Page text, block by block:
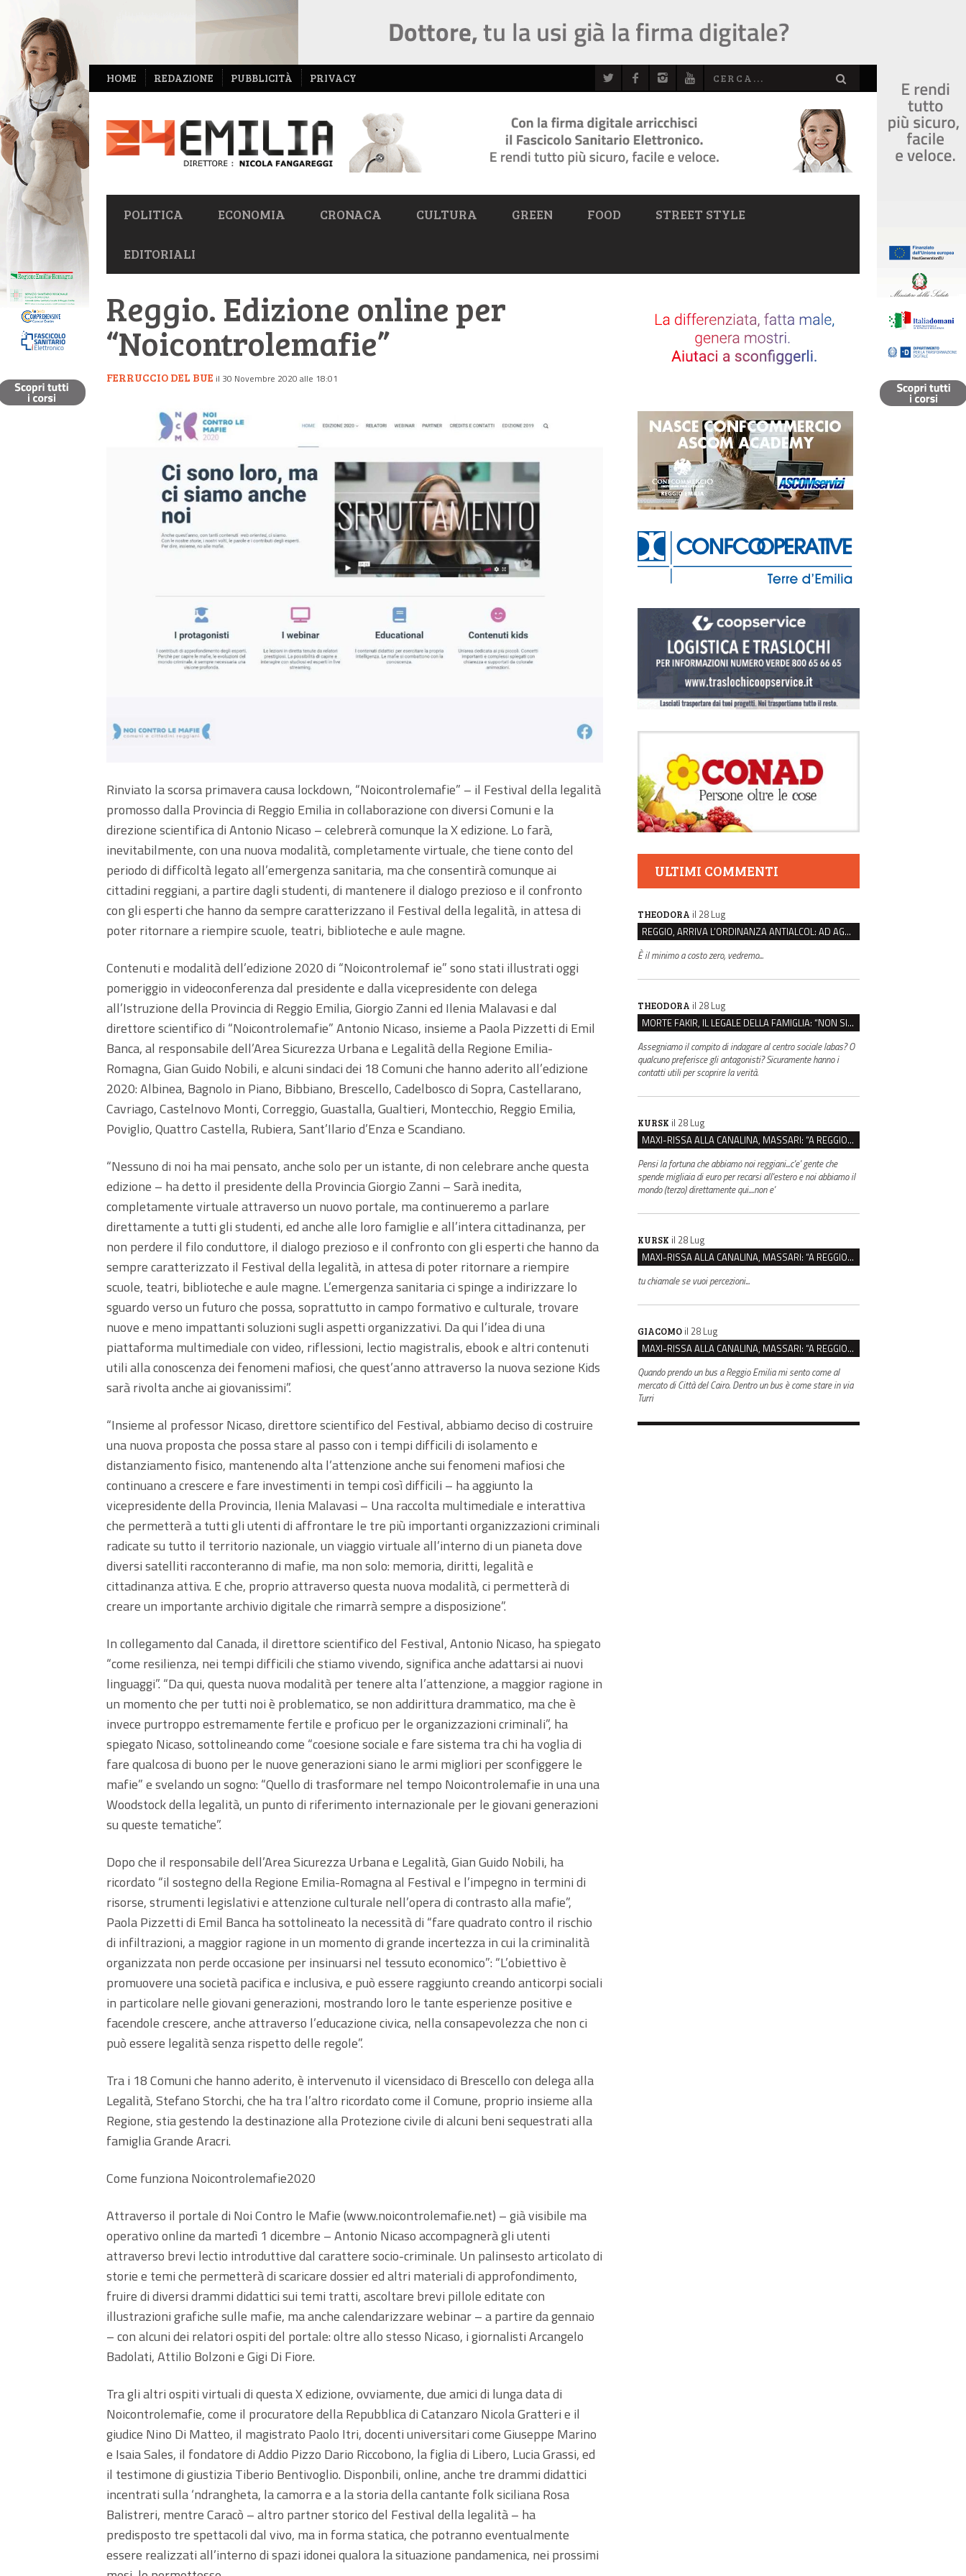
NAVIGAZIONE
SECONDARIA
HOME REDAZIONE PUBBLICITÀ PRIVACY
NAVIGAZIONE
PRIMARIA
POLITICA ECONOMIA CRONACA CULTURA GREEN FOOD STREET STYLE
EDITORIALI
Reggio. Edizione online per
“Noicontrolemafie”
FERRUCCIO DEL BUE il 30 Novembre 2020 alle 18:01
Rinviato la scorsa primavera causa lockdown, “Noicontrolemafie” – il Festival della legalità
promosso dalla Provincia di Reggio Emilia in collaborazione con diversi Comuni e la
direzione scientifica di Antonio Nicaso – celebrerà comunque la X edizione. Lo farà,
inevitabilmente, con una nuova modalità, completamente virtuale, che tiene conto del
periodo di difficoltà legato all’emergenza sanitaria, ma che consentirà comunque ai
cittadini reggiani, a partire dagli studenti, di mantenere il dialogo prezioso e il confronto
con gli esperti che hanno da sempre caratterizzano il Festival della legalità, in attesa di
poter ritornare a riempire scuole, teatri, biblioteche e aule magne.
Contenuti e modalità dell’edizione 2020 di “Noicontrolemaf ie” sono stati illustrati oggi
pomeriggio in videoconferenza dal presidente e dalla vicepresidente con delega
all’Istruzione della Provincia di Reggio Emilia, Giorgio Zanni ed Ilenia Malavasi e dal
direttore scientifico di “Noicontrolemafie” Antonio Nicaso, insieme a Paola Pizzetti di Emil
Banca, al responsabile dell’Area Sicurezza Urbana e Legalità della Regione Emilia-
Romagna, Gian Guido Nobili, e alcuni sindaci dei 18 Comuni che hanno aderito all’edizione
2020: Albinea, Bagnolo in Piano, Bibbiano, Brescello, Cadelbosco di Sopra, Castellarano,
Cavriago, Castelnovo Monti, Correggio, Guastalla, Gualtieri, Montecchio, Reggio Emilia,
Poviglio, Quattro Castella, Rubiera, Sant’Ilario d’Enza e Scandiano.
“Nessuno di noi ha mai pensato, anche solo per un istante, di non celebrare anche questa
edizione – ha detto il presidente della Provincia Giorgio Zanni – Sarà inedita,
completamente virtuale attraverso un nuovo portale, ma continueremo a parlare
direttamente a tutti gli studenti, ed anche alle loro famiglie e all’intera cittadinanza, per
non perdere il filo conduttore, il dialogo prezioso e il confronto con gli esperti che hanno da
sempre caratterizzato il Festival della legalità, in attesa di poter ritornare a riempire
scuole, teatri, biblioteche e aule magne. L’emergenza sanitaria ci spinge a indirizzare lo
sguardo verso un futuro che possa, soprattutto in campo formativo e culturale, trovare
nuove e meno impattanti soluzioni sugli aspetti organizzativi. Da qui l’idea di una
piattaforma multimediale con video, riflessioni, lectio magistralis, ebook e altri contenuti
utili alla conoscenza dei fenomeni mafiosi, che quest’anno attraverso la nuova sezione Kids
sarà rivolta anche ai giovanissimi”.
“Insieme al professor Nicaso, direttore scientifico del Festival, abbiamo deciso di costruire
una nuova proposta che possa stare al passo con i tempi difficili di isolamento e
distanziamento fisico, mantenendo alta l’attenzione anche sui fenomeni mafiosi che
continuano a crescere e fare investimenti in tempi così difficili – ha aggiunto la
vicepresidente della Provincia, Ilenia Malavasi – Una raccolta multimediale e interattiva
che permetterà a tutti gli utenti di affrontare le tre più importanti organizzazioni criminali
radicate su tutto il territorio nazionale, un viaggio virtuale all’interno di un pianeta dove
diversi satelliti racconteranno di mafie, ma non solo: memoria, diritti, legalità e
cittadinanza attiva. E che, proprio attraverso questa nuova modalità, ci permetterà di
creare un importante archivio digitale che rimarrà sempre a disposizione”.
In collegamento dal Canada, il direttore scientifico del Festival, Antonio Nicaso, ha spiegato
“come resilienza, nei tempi difficili che stiamo vivendo, significa anche adattarsi ai nuovi
linguaggi”. “Da qui, questa nuova modalità per tenere alta l’attenzione, a maggior ragione in
un momento che per tutti noi è problematico, se non addirittura drammatico, ma che è
invece purtroppo estremamente fertile e proficuo per le organizzazioni criminali”, ha
spiegato Nicaso, sottolineando come “coesione sociale e fare sistema tra chi ha voglia di
fare qualcosa di buono per le nuove generazioni siano le armi migliori per sconfiggere le
mafie” e svelando un sogno: “Quello di trasformare nel tempo Noicontrolemafie in una una
Woodstock della legalità, un punto di riferimento internazionale per le giovani generazioni
su queste tematiche”.
Dopo che il responsabile dell’Area Sicurezza Urbana e Legalità, Gian Guido Nobili, ha
ricordato “il sostegno della Regione Emilia-Romagna al Festival e l’impegno in termini di
risorse, strumenti legislativi e attenzione culturale nell’opera di contrasto alla mafie”,
Paola Pizzetti di Emil Banca ha sottolineato la necessità di “fare quadrato contro il rischio
di infiltrazioni, a maggior ragione in un momento di grande incertezza in cui la criminalità
organizzata non perde occasione per insinuarsi nel tessuto economico”: “L’obiettivo è
promuovere una società pacifica e inclusiva, e può essere raggiunto creando anticorpi sociali
in particolare nelle giovani generazioni, mostrando loro le tante esperienze positive e
facendole crescere, anche attraverso l’educazione civica, nella consapevolezza che non ci
può essere legalità senza rispetto delle regole”.
Tra i 18 Comuni che hanno aderito, è intervenuto il vicensidaco di Brescello con delega alla
Legalità, Stefano Storchi, che ha tra l’altro ricordato come il Comune, proprio insieme alla
Regione, stia gestendo la destinazione alla Protezione civile di alcuni beni sequestrati alla
famiglia Grande Aracri.
Come funziona Noicontrolemafie2020
Attraverso il portale di Noi Contro le Mafie (www.noicontrolemafie.net) – già visibile ma
operativo online da martedì 1 dicembre – Antonio Nicaso accompagnerà gli utenti
attraverso brevi lectio introduttive dal carattere socio-criminale. Un palinsesto articolato di
storie e temi che permetterà di scaricare dossier ed altri materiali di approfondimento,
fruire di diversi drammi didattici sui temi tratti, ascoltare brevi pillole editate con
illustrazioni grafiche sulle mafie, ma anche calendarizzare webinar – a partire da gennaio
– con alcuni dei relatori ospiti del portale: oltre allo stesso Nicaso, i giornalisti Arcangelo
Badolati, Attilio Bolzoni e Gigi Di Fiore.
Tra gli altri ospiti virtuali di questa X edizione, ovviamente, due amici di lunga data di
Noicontrolemafie, come il procuratore della Repubblica di Catanzaro Nicola Gratteri e il
giudice Nino Di Matteo, il magistrato Paolo Itri, docenti universitari come Giuseppe Marino
e Isaia Sales, il fondatore di Addio Pizzo Dario Riccobono, la figlia di Libero, Lucia Grassi, ed
il testimone di giustizia Tiberio Bentivoglio. Disponbili, online, anche tre drammi didattici
incentrati sulla ‘ndrangheta, la camorra e a la storia della cantante folk siciliana Rosa
Balistreri, mentre Caracò – altro partner storico del Festival della legalità – ha
predisposto tre spettacoli dal vivo, ma in forma statica, che potranno eventualmente
essere realizzati all’interno di spazi idonei qualora la situazione pandamenica, nei prossimi
ULTIMI COMMENTI
THEODORA il 28 Lug
REGGIO, ARRIVA L’ORDINANZA ANTIALCOL: AD AGOSTO ESERCIZI DI VICINATO CHIUSI DALLE 22 ALLE 6
È il minimo a costo zero, vedremo...
THEODORA il 28 Lug
MORTE FAKIR, IL LEGALE DELLA FAMIGLIA: “NON SIA LA POLIZIA DI STATO A INDAGARE”
Assegniamo il compito di indagare al centro sociale labas? O
qualcuno preferisce gli antagonisti? Sicuramente hanno i
contatti utili per scoprire la verità.
KURSK il 28 Lug
MAXI-RISSA ALLA CANALINA, MASSARI: “A REGGIO FATTI COSÌ GRAVI NON DEVONO TROVARE SPAZIO”
Pensi la fortuna che abbiamo noi reggiani...c'e' gente che
spende migliaia di euro per recarsi all'estero e noi abbiamo il
mondo (terzo) direttamente qui....non e'
KURSK il 28 Lug
MAXI-RISSA ALLA CANALINA, MASSARI: “A REGGIO FATTI COSÌ GRAVI NON DEVONO TROVARE SPAZIO”
tu chiamale se vuoi percezioni...
GIACOMO il 28 Lug
MAXI-RISSA ALLA CANALINA, MASSARI: “A REGGIO FATTI COSÌ GRAVI NON DEVONO TROVARE SPAZIO”
Quando prendo un bus a Reggio Emilia mi sento come al
mercato di Città del Cairo. Dentro un bus è come stare in via
Turri